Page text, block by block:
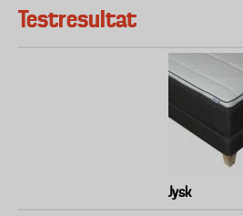
Testresultat
Jysk